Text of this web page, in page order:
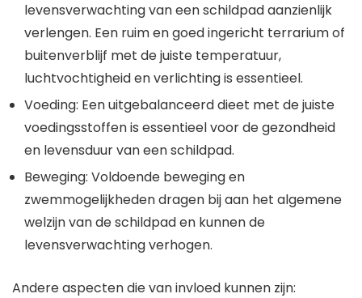
levensverwachting van een schildpad aanzienlijk
verlengen. Een ruim en goed ingericht terrarium of
buitenverblijf met de juiste temperatuur,
luchtvochtigheid en verlichting is essentieel.
Voeding: Een uitgebalanceerd dieet met de juiste
voedingsstoffen is essentieel voor de gezondheid
en levensduur van een schildpad.
Beweging: Voldoende beweging en
zwemmogelijkheden dragen bij aan het algemene
welzijn van de schildpad en kunnen de
levensverwachting verhogen.
Andere aspecten die van invloed kunnen zijn: